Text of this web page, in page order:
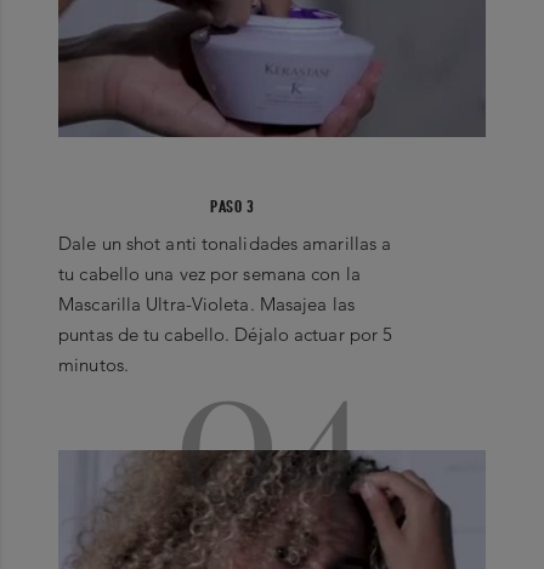
PASO 3
Dale un shot anti tonalidades amarillas a
tu cabello una vez por semana con la
Mascarilla Ultra-Violeta. Masajea las
puntas de tu cabello. Déjalo actuar por 5
minutos.
04